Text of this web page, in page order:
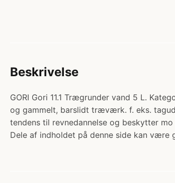
Beskrivelse
GORI Gori 11.1 Trægrunder vand 5 L.
og gammelt, barslidt træværk. f. eks.
tendens til revnedannelse og beskytter mo
Dele af indholdet på denne side kan være